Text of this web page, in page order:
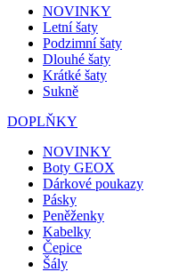
NOVINKY
Letní šaty
Podzimní šaty
Dlouhé šaty
Krátké šaty
Sukně
DOPLŇKY
NOVINKY
Boty GEOX
Dárkové poukazy
Pásky
Peněženky
Kabelky
Čepice
Šály